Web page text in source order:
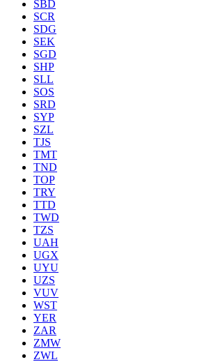
SBD
SCR
SDG
SEK
SGD
SHP
SLL
SOS
SRD
SYP
SZL
TJS
TMT
TND
TOP
TRY
TTD
TWD
TZS
UAH
UGX
UYU
UZS
VUV
WST
YER
ZAR
ZMW
ZWL